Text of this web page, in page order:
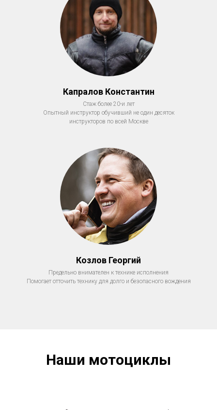
Капралов Константин
Стаж более 20-и лет
Опытный инструктор обучивший не один десяток
инструкторов по всей Москве
Козлов Георгий
Предельно внимателен к технике исполнения
Помогает отточить технику для долго и безопасного вождения
Наши мотоциклы